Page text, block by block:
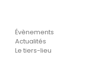
Évènements
Actualités
Le tiers-lieu